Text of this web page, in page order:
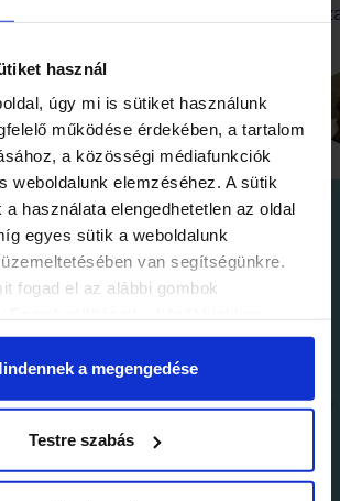
használ
úgy mi is sütiket használunk
működése érdekében, a tartalom
a közösségi médiafunkciók
weboldalunk elemzéséhez. A sütik
a használata elengedhetetlen az oldal
egyes sütik a weboldalunk
van segítségünkre.
fogad el az alábbi gombok
részletekről olvashat Adatkezelési
a megengedése
Testre szabás
2026. július 23.